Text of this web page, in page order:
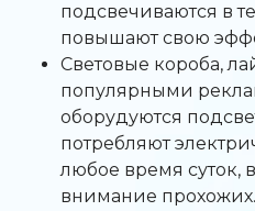
подсвечиваются в
повышают свою
Световые короба,
популярными
оборудуются
потребляют
любое время суток,
внимание прохожих.